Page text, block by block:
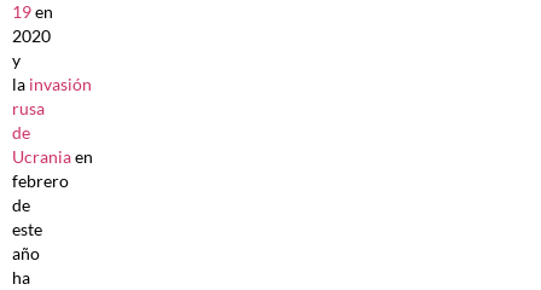
19en
2020
y
la invasión
rusa
de
Ucraniaen
febrero
de
este
año
ha